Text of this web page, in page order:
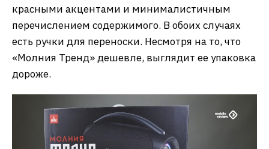
красными акцентами и минималистичным
перечислением содержимого. В обоих случаях
есть ручки для переноски. Несмотря на то, что
«Молния Тренд» дешевле, выглядит ее упаковка
дороже.